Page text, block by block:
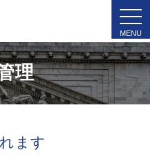
理
ます